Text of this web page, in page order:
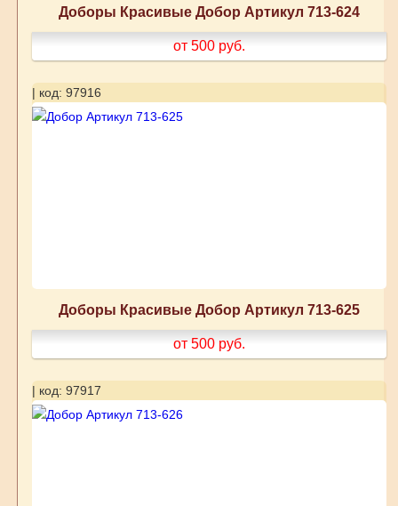
Доборы Красивые Добор Артикул 713-624
от 500 руб.
| код: 97916
Доборы Красивые Добор Артикул 713-625
от 500 руб.
| код: 97917